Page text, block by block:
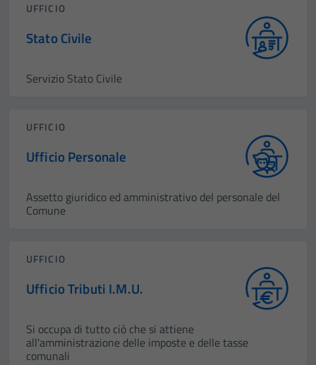
UFFICIO
Stato Civile
Servizio Stato Civile
UFFICIO
Ufficio Personale
Assetto giuridico ed amministrativo del personale del
Comune
UFFICIO
Ufficio Tributi I.M.U.
Si occupa di tutto ciò che si attiene
all'amministrazione delle imposte e delle tasse
comunali